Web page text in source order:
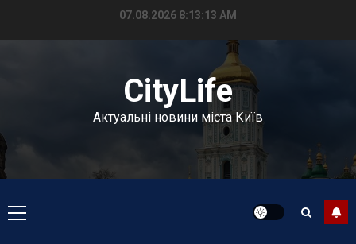
07.08.2026 8:13:14 AM
CityLife
Актуальні новини міста Київ
Головне
меню